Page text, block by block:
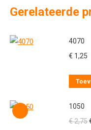
Gerelateerde
4070
€ 1,25
1050
€2,75